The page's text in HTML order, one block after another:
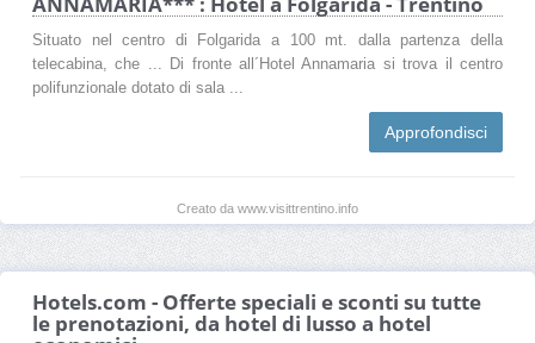
Situato nel centro di Folgarida a 100 mt. dalla partenza della
telecabina, che ... Di fronte all´Hotel Annamaria si trova il centro
polifunzionale dotato di sala ...
Approfondisci
Creato da www.visittrentino.info
Hotels.com - Offerte speciali e sconti su tutte
le prenotazioni, da hotel di lusso a hotel